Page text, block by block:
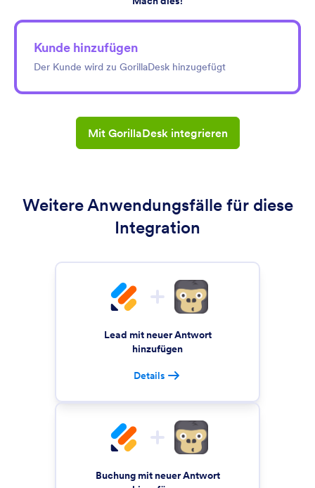
Kunde hinzufügen
Der Kunde wird zu GorillaDesk hinzugefügt
Mit GorillaDesk integrieren
Weitere Anwendungsfälle für diese
Integration
Lead mit neuer Antwort
hinzufügen
Details
Buchung mit neuer Antwort